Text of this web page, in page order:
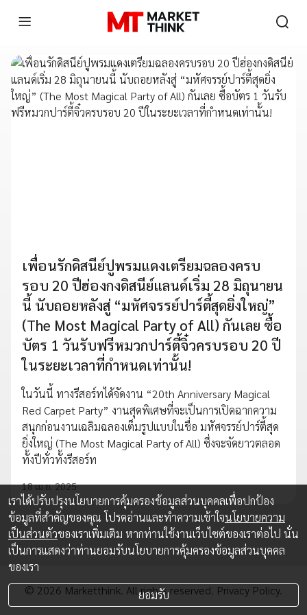
เพื่อนรักดิสนีย์ปูพรมแดงเตรียมฉลองครบ
รอบ 20 ปีฮ่องกงดิสนีย์แลนด์เริ่ม 28 มิถุนายน
นี้ นับถอยหลังสู่ “มหัศจรรย์ปาร์ตี้สุดยิ่งใหญ่”
(The Most Magical Party of All) กันเลย ซื้อ
บัตร 1 วันรับฟรีหมวกปาร์ตี้จิ๋วครบรอบ 20 ปี
ในระยะเวลาที่กำหนดเท่านั้น!
ในวันนี้ ทางรีสอร์ทได้จัดงาน “20th Anniversary Magical
Red Carpet Party” งานสุดพิเศษที่จะเป็นการเปิดฉากความ
สนุกก่อนงานเฉลิมฉลองเต็มรูปแบบในชื่อ มหัศจรรย์ปาร์ตี้สุด
ยิ่งใหญ่ (The Most Magical Party of All) ซึ่งจะจัดยาวตลอด
ทั้งปีทั่วทั้งรีสอร์ท
18 เม.ย. 2025
© 2026 Marketthink. All rights reserved. Privacy Policy.
เราได้ปรับปรุงนโยบายการคุ้มครองข้อมูลส่วนบุคคลเพื่อปกป้อง
ข้อมูลที่สำคัญของคุณ โปรดอ่านและทำความเข้าใจนโยบายความ
เป็นส่วนตัวของเราเพิ่มเติม หากท่านใช้งานเว็บไซต์ของเราต่อไป นั่น
เป็นการแสดงว่าท่านยอมรับนโยบายการคุ้มครองข้อมูลส่วนบุคคล
ของเรา
ยอมรับ